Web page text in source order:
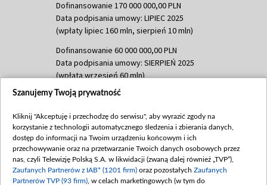
Dofinansowanie 170 000 000,00 PLN
Data podpisania umowy: LIPIEC 2025
(wpłaty lipiec 160 mln, sierpień 10 mln)
Dofinansowanie 60 000 000,00 PLN
Data podpisania umowy: SIERPIEŃ 2025
(wpłata wrzesień 60 mln)
Dofinansowanie 635 783 051,21 PLN
(wpłata wrzesień 100 mln, październik 350
mln, listopad 265 mln)
Dofinansowanie 48 862 000,00 PLN
Data podpisania umowy: GRUDZIEŃ 2025
(wpłata grudzień 60,548 mln)
Szanujemy Twoją prywatność
Kliknij "Akceptuję i przechodzę do serwisu", aby wyrazić zgody na
korzystanie z technologii automatycznego śledzenia i zbierania danych,
dostęp do informacji na Twoim urządzeniu końcowym i ich
przechowywanie oraz na przetwarzanie Twoich danych osobowych przez
nas, czyli Telewizję Polską S.A. w likwidacji (zwaną dalej również „TVP”),
Zaufanych Partnerów z IAB* (1201 firm) oraz pozostałych Zaufanych
Partnerów TVP (93 firm) , w celach marketingowych (w tym do